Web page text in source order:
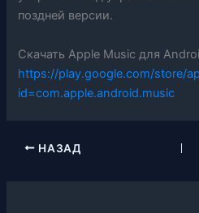
поздней версии.
Скачать Apple Music для
https://play.google.com/store/
id=com.apple.android.music
НАЗАД